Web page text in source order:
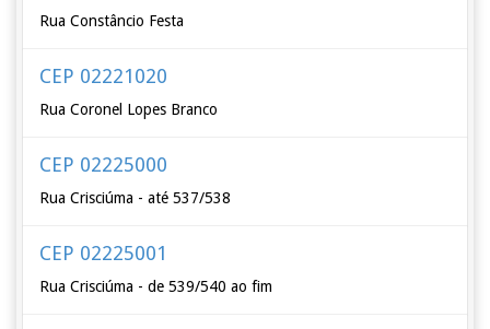
Rua Constâncio Festa
CEP 02221020
Rua Coronel Lopes Branco
CEP 02225000
Rua Crisciúma - até 537/538
CEP 02225001
Rua Crisciúma - de 539/540 ao fim